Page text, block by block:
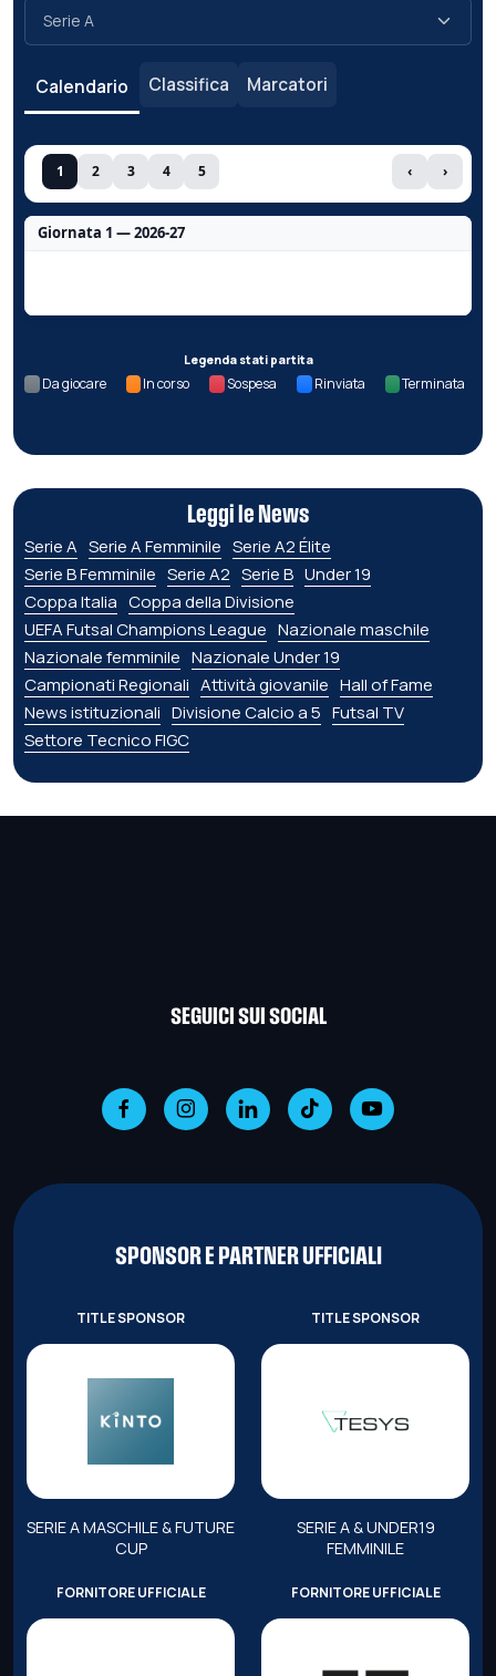
Calendario Classifica Marcatori
1 2 3 4 5 ‹ ›
Giornata 1 — 2026-27
Legenda stati partita
Da giocare In corso Sospesa Rinviata Terminata
Leggi le News
Serie A Serie A Femminile Serie A2 Élite
Serie B Femminile Serie A2 Serie B Under 19
Coppa Italia Coppa della Divisione
UEFA Futsal Champions League Nazionale maschile
Nazionale femminile Nazionale Under 19
Campionati Regionali Attività giovanile Hall of Fame
News istituzionali Divisione Calcio a 5 Futsal TV
Settore Tecnico FIGC
SEGUICI SUI SOCIAL
SPONSOR E PARTNER UFFICIALI
TITLE SPONSOR
SERIE A MASCHILE & FUTURE
CUP
TITLE SPONSOR
SERIE A & UNDER19
FEMMINILE
FORNITORE UFFICIALE FORNITORE UFFICIALE